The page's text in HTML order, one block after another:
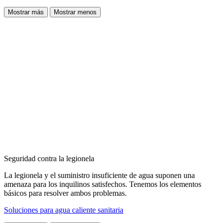
Mostrar más Mostrar menos
Seguridad contra la legionela
La legionela y el suministro insuficiente de agua suponen una
amenaza para los inquilinos satisfechos. Tenemos los elementos
básicos para resolver ambos problemas.
Soluciones para agua caliente sanitaria